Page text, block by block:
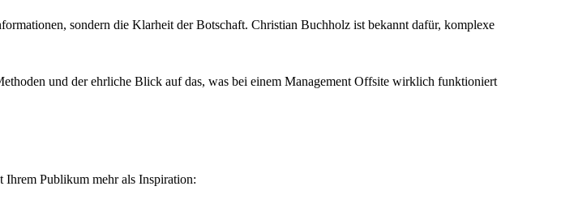
sondern die Klarheit der Botschaft. Christian Buchholz ist bekannt dafür, komplexe
und der ehrliche Blick auf das, was bei einem Management Offsite wirklich funktioniert
Publikum mehr als Inspiration: